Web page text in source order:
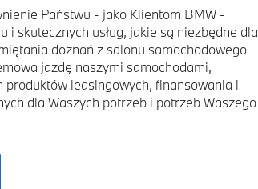
Państwu - jako Klientom BMW -
skutecznych usług, jakie są niezbędne dla
doznań z salonu samochodowego
jazdę naszymi samochodami,
leasingowych, finansowania i
dla Waszych potrzeb i potrzeb Waszego